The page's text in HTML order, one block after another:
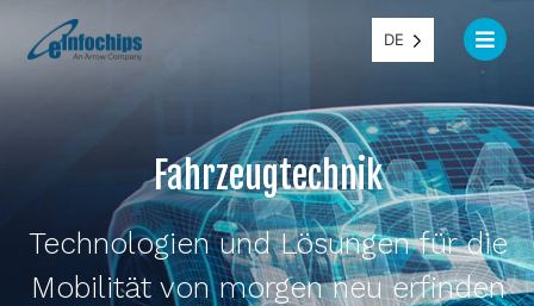
DE
Fahrzeugtechnik
Technologien und Lösungen für die
Mobilität von morgen neu erfinden